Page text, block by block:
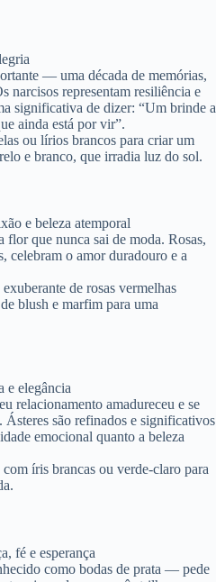
— uma década de memórias,
narcisos representam resiliência e
significativa de dizer: “Um brinde a
ainda está por vir”.
ou lírios brancos para criar um
e branco, que irradia luz do sol.
e beleza atemporal
flor que nunca sai de moda. Rosas,
celebram o amor duradouro e a
de rosas vermelhas
blush e marfim para uma
e elegância
relacionamento amadureceu e se
são refinados e significativos
emocional quanto a beleza
íris brancas ou verde-claro para
fé e esperança
como bodas de prata — pede